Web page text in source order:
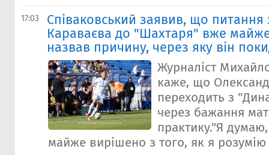
17:03
Співаковський заявив, що
Караваєва до "Шахтаря" вже
назвав причину, через яку він
Журналіст
каже, що
переходить з
через бажання
практику."Я
майже вирішено з того, як я розумію